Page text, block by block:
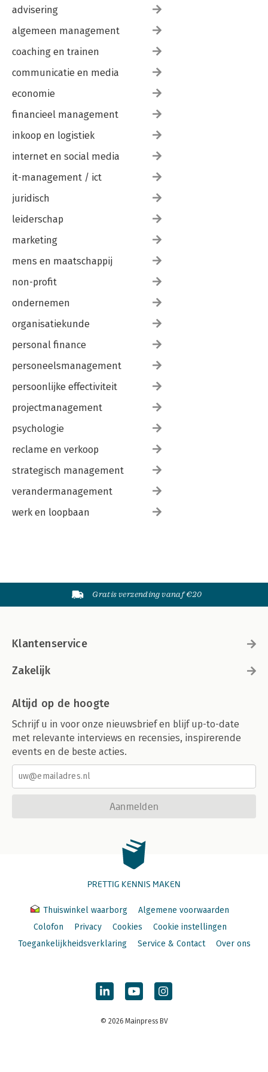
Bedankt
Route5-taal
advisering
algemeen management
coaching en trainen
communicatie en media
economie
financieel management
inkoop en logistiek
internet en social media
it-management / ict
juridisch
leiderschap
marketing
mens en maatschappij
non-profit
ondernemen
organisatiekunde
personal finance
personeelsmanagement
persoonlijke effectiviteit
projectmanagement
psychologie
reclame en verkoop
strategisch management
verandermanagement
werk en loopbaan
Gratis verzending vanaf €20
Klantenservice
Zakelijk
Altijd op de hoogte
Schrijf u in voor onze nieuwsbrief en blijf up-to-date
met relevante interviews en recensies, inspirerende
events en de beste acties.
Aanmelden
PRETTIG KENNIS MAKEN
Thuiswinkel waarborg
Algemene voorwaarden
Colofon
Privacy Cookies
Cookie instellingen
Toegankelijkheidsverklaring
Service & Contact Over ons
© 2026 Mainpress BV